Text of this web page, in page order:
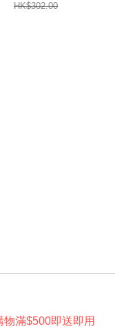
般高礦物體驗
HK$302.00
滿$500即送即用